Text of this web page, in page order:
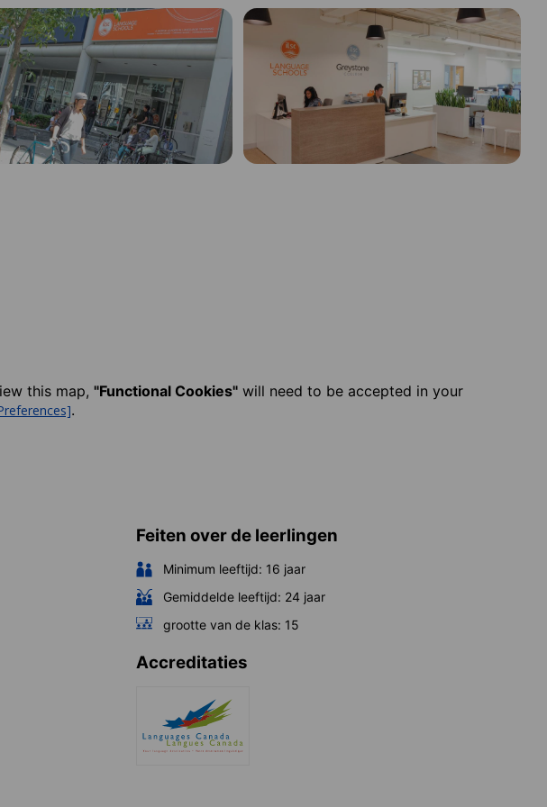
this map, "Functional Cookies" will need to be accepted in your
.
Feiten over de leerlingen
Minimum leeftijd: 16 jaar
Gemiddelde leeftijd: 24 jaar
grootte van de klas: 15
Accreditaties